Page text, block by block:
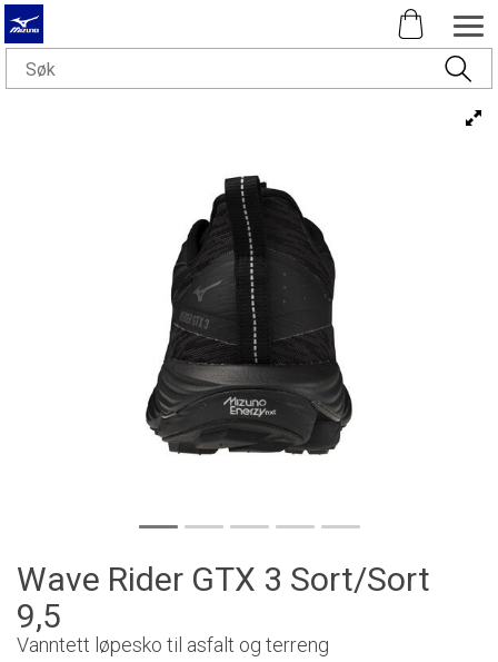
Wave Rider GTX 3 Sort/Sort
9,5
Vanntett løpesko til asfalt og terreng